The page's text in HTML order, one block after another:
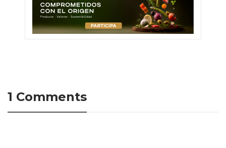
1 Comments